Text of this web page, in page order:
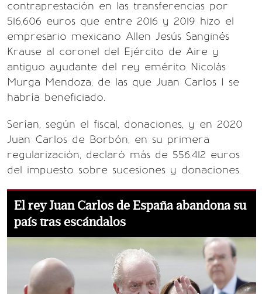
contraprestación en las transferencias por
516,606 euros que entre 2016 y 2019 hizo el
empresario mexicano Allen Jesús Sanginés
Krause al coronel del Ejército de Aire y
antiguo ayudante del rey emérito Nicolás
Murga Mendoza, de las que Juan Carlos I se
habría beneficiado.
Serían, según el fiscal, donaciones, y en 2020
Juan Carlos de Borbón, en su primera
regularización, declaró más de 556.412 euros
del impuesto sobre sucesiones y donaciones.
El rey Juan Carlos de España abandona su
país tras escándalos